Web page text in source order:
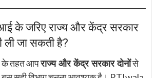
के जरिए राज्य और केंद्र सरकार
ली जा सकती है?
के तहत आपराज्य और केंद्र सरकार दोनोंसे